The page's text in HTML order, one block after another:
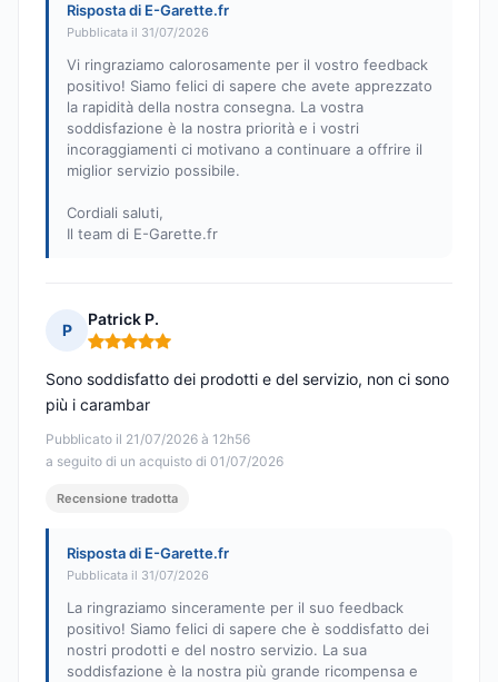
Risposta di E-Garette.fr
Pubblicata il 31/07/2026
Vi ringraziamo calorosamente per il vostro feedback
positivo! Siamo felici di sapere che avete apprezzato
la rapidità della nostra consegna. La vostra
soddisfazione è la nostra priorità e i vostri
incoraggiamenti ci motivano a continuare a offrire il
miglior servizio possibile.
Cordiali saluti,
Il team di E-Garette.fr
P
Patrick P.
Nota: 5 su 5
Pubblicato il 21/07/2026 à 12h56
a seguito di un acquisto di 01/07/2026
Sono soddisfatto dei prodotti e del servizio, non ci sono
più i carambar
Recensione tradotta
Risposta di E-Garette.fr
Pubblicata il 31/07/2026
La ringraziamo sinceramente per il suo feedback
positivo! Siamo felici di sapere che è soddisfatto dei
nostri prodotti e del nostro servizio. La sua
soddisfazione è la nostra più grande ricompensa e